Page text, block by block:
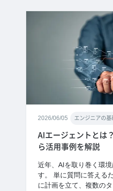
2026/06/05 エンジニアの基
AIエージェントとは
ら活用事例を解説
近年、AIを取り巻く環
す。 単に質問に答える
に計画を立て、複数の